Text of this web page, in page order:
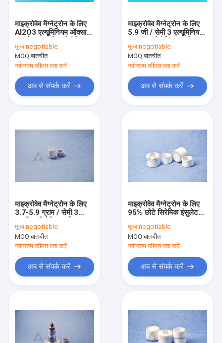
उत्पादों
वीडियो
माइक्रोवेव मैग्नेट्रोन के लिए
Al2O3 एल्यूमिनियम ऑक्साइड
रॉड्स
मूल्य:negotiable
MOQ:बातचीत
नवीनतम कीमत पता करें
अब से संपर्क करें
माइक्रोवेव मैग्नेट्रोन के लिए
5.9 जी / सेमी 3 एल्यूमिनियम
सिरेमिक रिंग्स
मूल्य:negotiable
MOQ:बातचीत
नवीनतम कीमत पता करें
अब से संपर्क करें
माइक्रोवेव मैग्नेट्रोन के लिए
3.7-5.9 ग्राम / सेमी 3
इन्सुलेटर
मूल्य:negotiable
MOQ:बातचीत
नवीनतम कीमत पता करें
अब से संपर्क करें
माइक्रोवेव मैग्नेट्रोन के लिए
95% छोटे सिरेमिक इंसुलेटर
मूल्य:negotiable
MOQ:बातचीत
नवीनतम कीमत पता करें
अब से संपर्क करें